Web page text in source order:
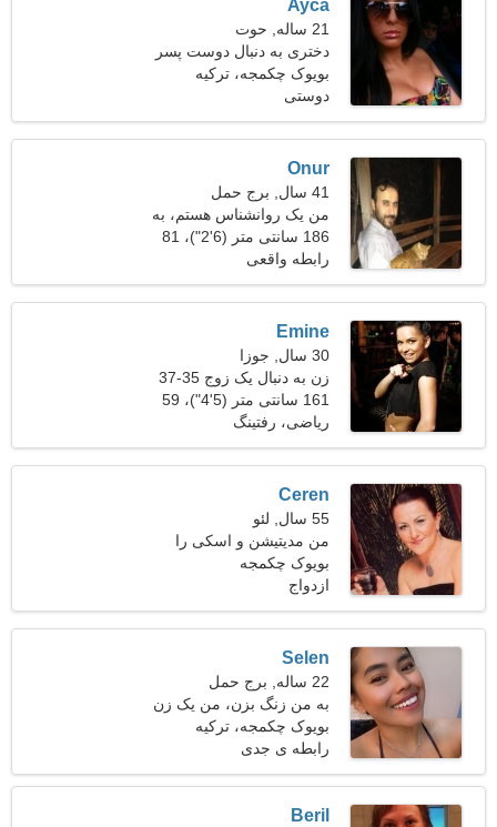
Ayca
21 ساله, حوت
دختری به دنبال دوست پسر
26-31
بویوک چکمجه، ترکیه
دوستی
Onur
41 سال, برج حمل
من یک روانشناس هستم، به
یک زن باهوش نیاز دارم 186 سانتی متر (6'2")، 81
کیلوگرم (178 پوند)
رابطه واقعی
Emine
30 سال, جوزا
زن به دنبال یک زوج 35-37
161 سانتی متر (5'4")، 59
کیلوگرم (130 پوند)
ریاضی، رفتینگ
Ceren
55 سال, لئو
من مدیتیشن و اسکی را
ترجیح می دهم
بویوک چکمجه
ازدواج
Selen
22 ساله, برج حمل
به من زنگ بزن، من یک زن
با درایت هستم
بویوک چکمجه، ترکیه
رابطه ی جدی
Beril